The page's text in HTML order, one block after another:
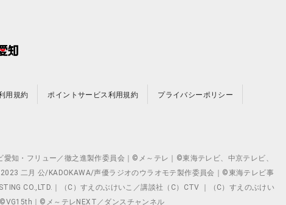
用規約 ポイントサービス利用規約 プライバシーポリシー
知・フリュー／徹之進製作委員会｜©メ～テレ｜©東海テレビ、中京テレビ、
二月 公/KADOKAWA/声優ラジオのウラオモテ製作委員会｜©東海テレビ事
CO.,LTD.｜（C）すえのぶけいこ／講談社（C）CTV ｜（C）すえのぶけい
｜©メ～テレNEXT／ダンスチャンネル